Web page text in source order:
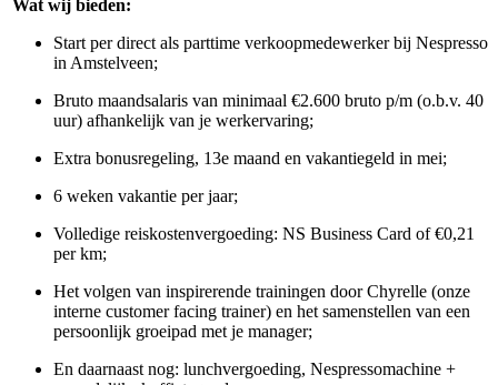
Wat wij bieden:
Start per direct als parttime verkoopmedewerker bij Nespresso
in Amstelveen;
Bruto maandsalaris van minimaal €2.600 bruto p/m (o.b.v. 40
uur) afhankelijk van je werkervaring;
Extra bonusregeling, 13e maand en vakantiegeld in mei;
6 weken vakantie per jaar;
Volledige reiskostenvergoeding: NS Business Card of €0,21
per km;
Het volgen van inspirerende trainingen door Chyrelle (onze
interne customer facing trainer) en het samenstellen van een
persoonlijk groeipad met je manager;
En daarnaast nog: lunchvergoeding, Nespressomachine +